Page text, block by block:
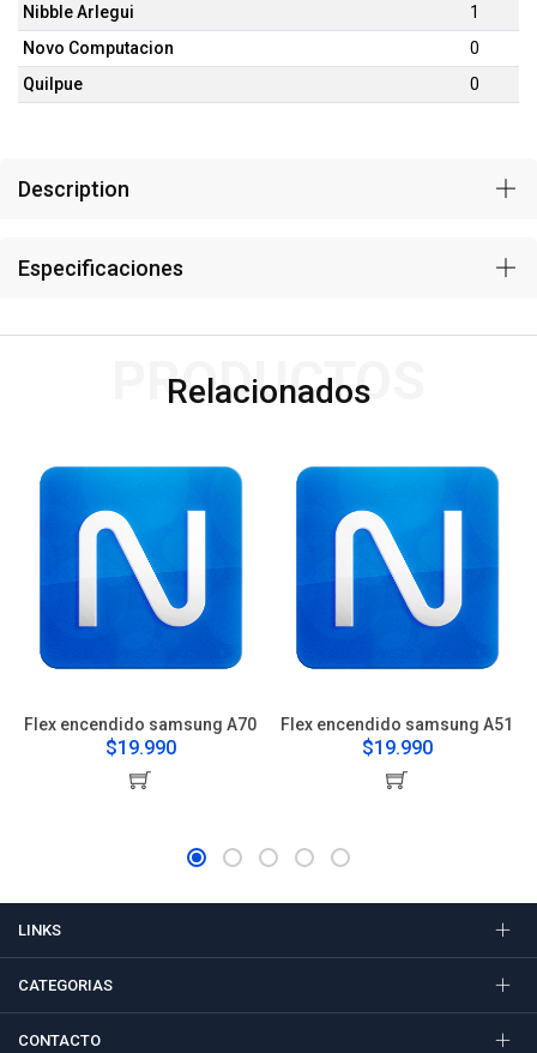
Nibble Arlegui
1
Novo Computacion
0
Quilpue
0
Description
Especificaciones
Relacionados
PRODUCTOS
Flex encendido samsung A70
$19.990
Flex encendido samsung A51
$19.990
LINKS
CATEGORIAS
CONTACTO